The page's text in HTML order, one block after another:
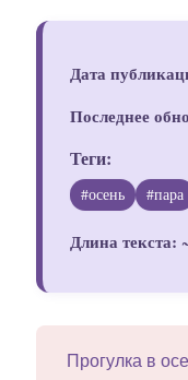
Дата
Последнее
Теги:
#осень #пара
Длина текста:
Прогулка в